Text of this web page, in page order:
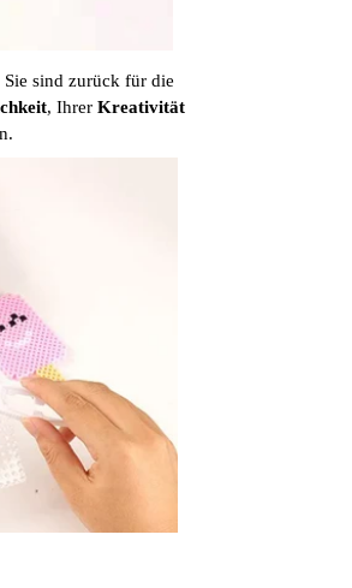
sind zurück für die
, Ihrer Kreativität